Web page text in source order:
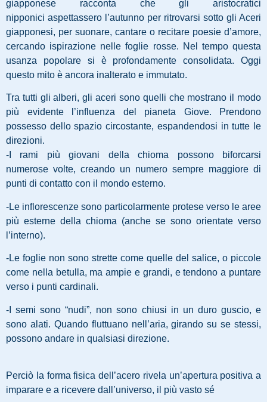
giapponese racconta che gli aristocratici
nipponici aspettassero l’autunno per ritrovarsi sotto gli Aceri
giapponesi, per suonare, cantare o recitare poesie d’amore,
cercando ispirazione nelle foglie rosse. Nel tempo questa
usanza popolare si è profondamente consolidata. Oggi
questo mito è ancora inalterato e immutato.
Tra tutti gli alberi, gli aceri sono quelli che mostrano il modo
più evidente l’influenza del pianeta Giove. Prendono
possesso dello spazio circostante, espandendosi in tutte le
direzioni.
-I rami più giovani della chioma possono biforcarsi
numerose volte, creando un numero sempre maggiore di
punti di contatto con il mondo esterno.
-Le inflorescenze sono particolarmente protese verso le aree
più esterne della chioma (anche se sono orientate verso
l’interno).
-Le foglie non sono strette come quelle del salice, o piccole
come nella betulla, ma ampie e grandi, e tendono a puntare
verso i punti cardinali.
-I semi sono “nudi”, non sono chiusi in un duro guscio, e
sono alati. Quando fluttuano nell’aria, girando su se stessi,
possono andare in qualsiasi direzione.
Perciò la forma fisica dell’acero rivela un’apertura positiva a
imparare e a ricevere dall’universo, il più vasto sé